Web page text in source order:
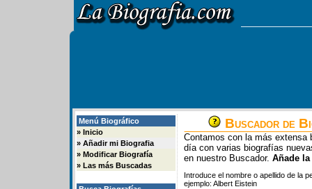
Menú Biográfico
» Inicio
» Añadir mi Biografia
» Modificar Biografía
» Las más Buscadas
Buscador de
Contamos con la más extensa
día con varias biografías
en nuestro Buscador. Añade
Introduce el nombre o apellido de la
ejemplo: Albert Eistein